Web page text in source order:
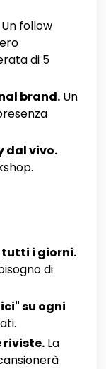
Un follow
di 5
brand. Un
dal vivo.
i giorni.
di
su ogni
riviste. La